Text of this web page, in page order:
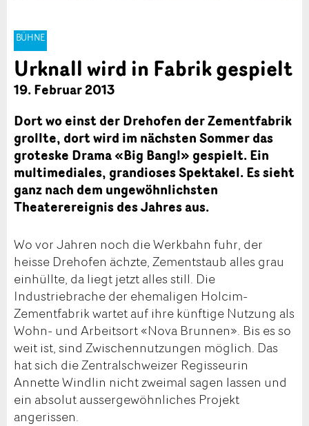
BÜHNE
Urknall wird in Fabrik gespielt
19. Februar 2013
Dort wo einst der Drehofen der Zementfabrik
grollte, dort wird im nächsten Sommer das
groteske Drama «Big Bang!» gespielt. Ein
multimediales, grandioses Spektakel. Es sieht
ganz nach dem ungewöhnlichsten
Theaterereignis des Jahres aus.
Wo vor Jahren noch die Werkbahn fuhr, der
heisse Drehofen ächzte, Zementstaub alles grau
einhüllte, da liegt jetzt alles still. Die
Industriebrache der ehemaligen Holcim-
Zementfabrik wartet auf ihre künftige Nutzung als
Wohn- und Arbeitsort «Nova Brunnen». Bis es so
weit ist, sind Zwischennutzungen möglich. Das
hat sich die Zentralschweizer Regisseurin
Annette Windlin nicht zweimal sagen lassen und
ein absolut aussergewöhnliches Projekt
angerissen.